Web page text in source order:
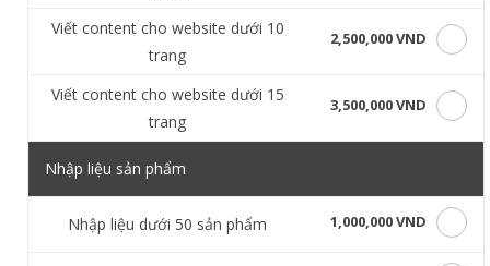
Viết content cho website dưới 10
trang
2,500,000 VND
Viết content cho website dưới 15
trang
3,500,000 VND
Nhập liệu sản phẩm
Nhập liệu dưới 50 sản phẩm 1,000,000 VND